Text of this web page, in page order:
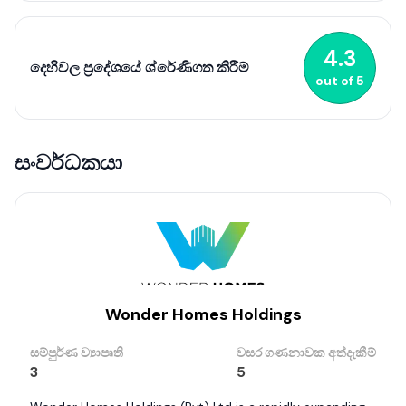
පදිංචිකරුවන්ට සහ ආයෝජකයින්ට එකසේ ආකර්ෂණීය
ගමනාන්තයක් බවට පත් කරයි. දෙහිවල විවිධ වෙළෙඳසැල්, ආපනශාලා
සහ පොදු අවකාශයන් මගින් ප්‍රජාවගේ ප්‍රබෝධය තවත් වැඩි කරයි.
දෙහිවල ප්‍රදේශයේ ශ්රේණිගත කිරීම් 4.3
out of5
සංවර්ධකයා
Wonder Homes Holdings
සම්පුර්ණ ව්‍යාපෘති
3
වසර ගණනාවක අත්දැකීම්
5